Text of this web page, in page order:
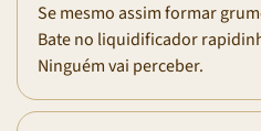
Se mesmo assim formar
Bate no liquidificador
Ninguém vai perceber.